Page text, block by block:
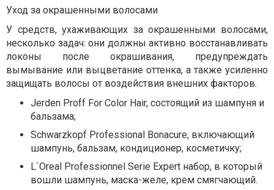
Уход за окрашенными волосами
У средств, ухаживающих за окрашенными волосами,
несколько задач: они должны активно восстанавливать
локоны после окрашивания, предупреждать
вымывание или выцветание оттенка, а также усиленно
защищать волосы от воздействия внешних факторов.
Jerden Proff For Color Hair, состоящий из шампуня и
бальзама;
Schwarzkopf Professional Bonacure, включающий
шампунь, бальзам, кондиционер, косметичку;
L`Oreal Professionnel Serie Expert набор, в который
вошли шампунь, маска-желе, крем смягчающий.